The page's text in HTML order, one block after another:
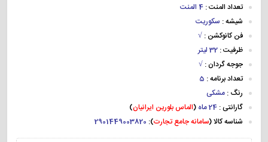
تعداد المنت : 4 المنت
شیشه : سکوریت
فن کانوکشن : √
ظرفیت : 32 لیتر
جوجه گردان : √
تعداد برنامه : 5
رنگ : مشکی
گارانتی : 24 ماه (الماس بلورین ایرانیان)
شناسه کالا (سامانه جامع تجارت):
2901449003820